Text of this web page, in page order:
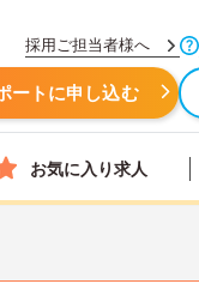
採用ご担当者様へ
ートに申し込む
お気に入り求人